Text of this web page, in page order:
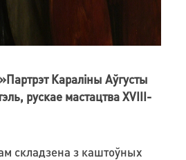
Караліны Аўгусты
рускае мастацтва XVIII-
складзена з каштоўных